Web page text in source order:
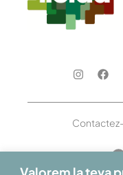
Valorem la teva